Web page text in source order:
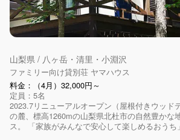
山梨県 / 八ヶ岳・清里・小淵沢
ファミリー向け貸別荘 ヤマハウス
料金：（4月）32,000円～
定員：5名
2023.7リニューアルオープン（屋根付きウッド
の麓、標高1260mの山梨県北杜市の自然豊かな
ス。 「家族がみんなで安心して楽しめるおうち